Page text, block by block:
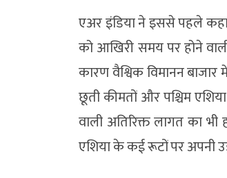
एअर इंडिया ने इससे पहले
को आखिरी समय पर होने
कारण वैश्विक विमानन
छूती कीमतों और पश्चिम
वाली अतिरिक्त लागत का भी
एशिया के कई रूटों पर अपनी